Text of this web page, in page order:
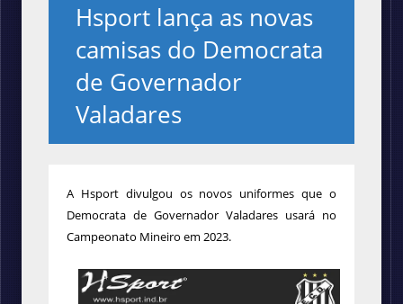
Hsport lança as novas
camisas do Democrata
de Governador
Valadares
A Hsport divulgou os novos uniformes que o
Democrata de Governador Valadares usará no
Campeonato Mineiro em 2023.